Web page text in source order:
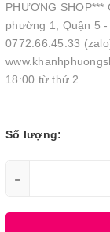
PHƯƠNG
phường 1, Quận 5
0772.66.45.33
18:00 từ thứ 2...
Số lượng:
-